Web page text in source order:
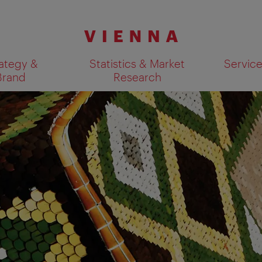
&
Statistics & Market
Research
Show search results